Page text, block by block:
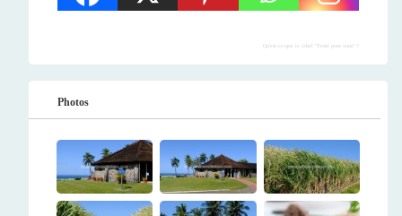
Qu'est-ce-que le label "Testé pour vous" ?
Photos